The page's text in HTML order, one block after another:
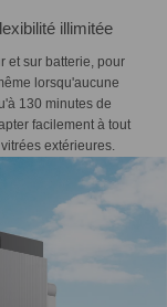
illimitée
et sur batterie, pour
lorsqu'aucune
130 minutes de
facilement à tout
extérieures.